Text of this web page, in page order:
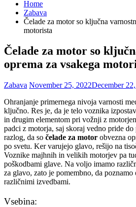
Home
Zabava
Čelade za motor so ključna
motorista
Čelade za motor so
oprema za vsakega
Zabava November 25, 2022December
Ohranjanje primernega nivoja varnosti
ključno. Res je, da je telo voznika
in drugim elementom pri vožnji z
padci z motorja, saj skoraj vedno pride
razlog, da so čelade za motor obvezna
po svetu. Ker varujejo glavo, rešijo na
Voznike majhnih in velikih motorjev pa
poškodbami glave. Na voljo imamo
za glavo, zato je pomembno, da poznamo
različnimi izvedbami.
Vsebina: